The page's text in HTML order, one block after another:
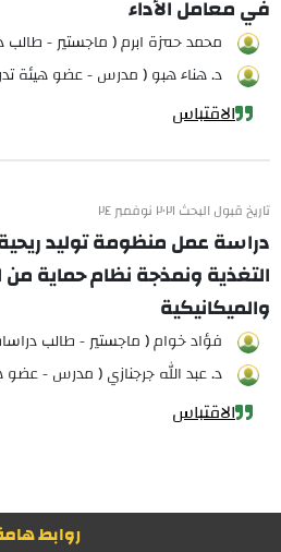
في معامل الأداء
محمد حمزة ابرم ( ماجستير - طالب
د. هناء هبو ( مدرس - عضو هيئة
الاقتباس
تاريخ قبول البحث ٢٠٢١ نوفمبر ٢٤
دراسة عمل منظومة توليد
التغذية ونمذجة نظام حماية من
والميكانيكية
فؤاد خوام ( ماجستير - طالب
د. عبد الله جرجنازي ( مدرس - عضو
الاقتباس
روابط